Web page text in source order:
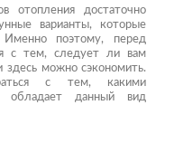
отопления достаточно
варианты, которые
поэтому, перед
с тем, следует ли вам
здесь можно сэкономить.
с тем, какими
обладает данный вид